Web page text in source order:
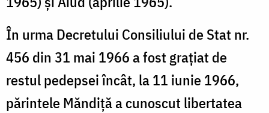
În urma Decretului Consiliului de Stat nr.
456 din 31 mai 1966 a fost grațiat de
restul pedepsei încât, la 11 iunie 1966,
părintele Măndiță a cunoscut libertatea